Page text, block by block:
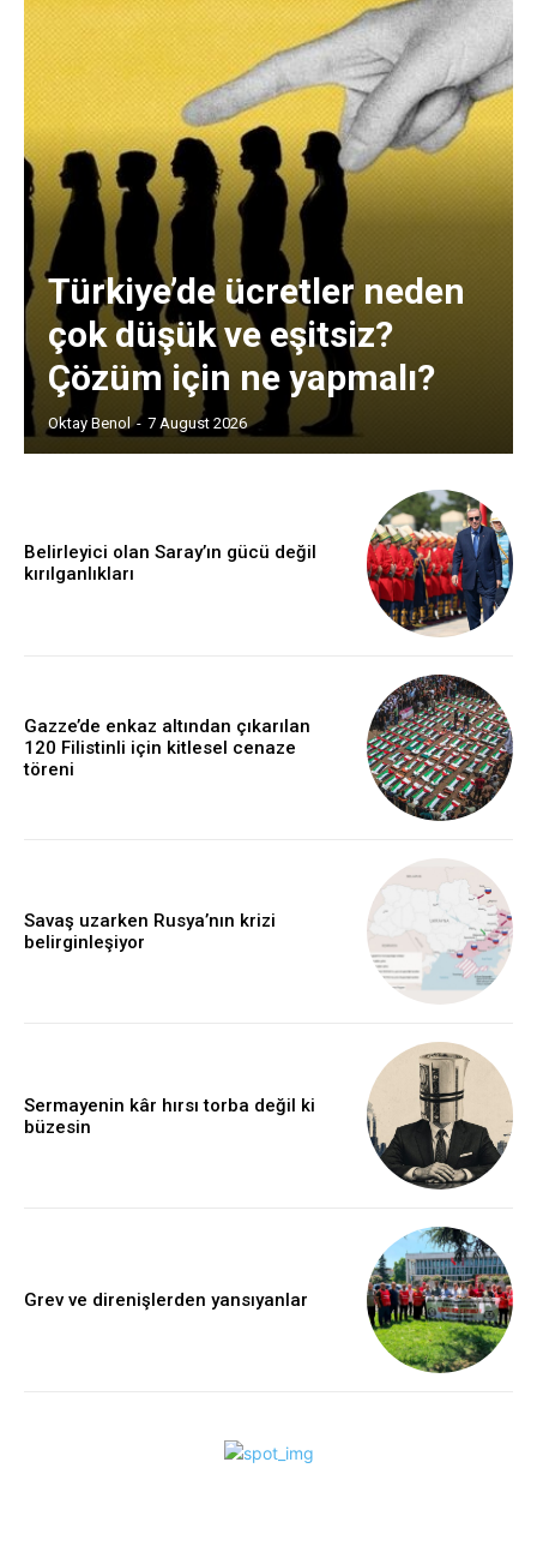
Türkiye’de ücretler neden
çok düşük ve eşitsiz?
Çözüm için ne yapmalı?
Oktay Benol - 7 August 2026
Belirleyici olan Saray’ın gücü değil
kırılganlıkları
Gazze’de enkaz altından çıkarılan
120 Filistinli için kitlesel cenaze
töreni
Savaş uzarken Rusya’nın krizi
belirginleşiyor
Sermayenin kâr hırsı torba değil ki
büzesin
Grev ve direnişlerden yansıyanlar